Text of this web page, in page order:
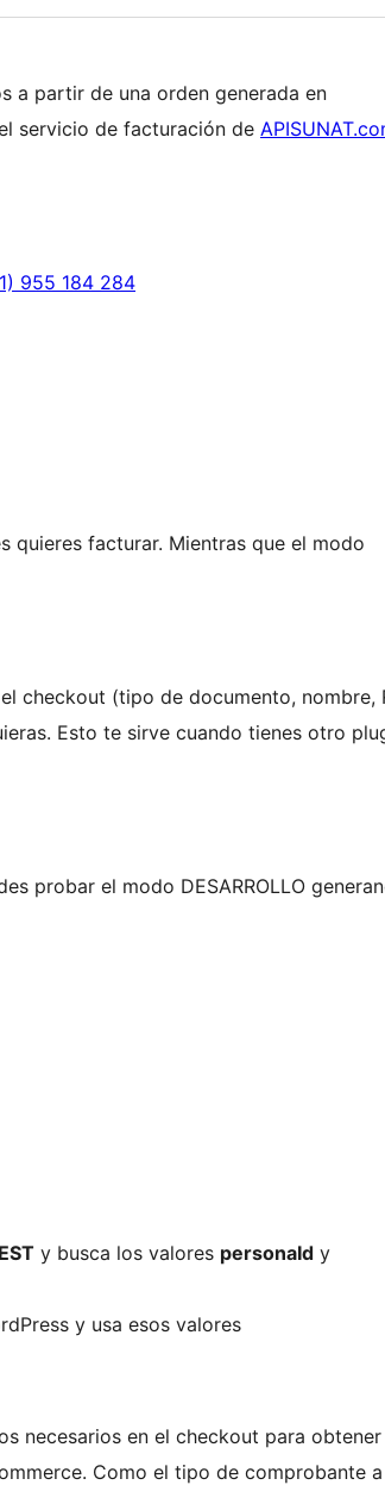
a partir de una orden generada en
servicio de facturación de
955 184 284
quieres facturar. Mientras que el modo
checkout (tipo de documento, nombre,
Esto te sirve cuando tienes otro
probar el modo DESARROLLO
y busca los valores personaId y
y usa esos valores
necesarios en el checkout para obtener
Como el tipo de comprobante